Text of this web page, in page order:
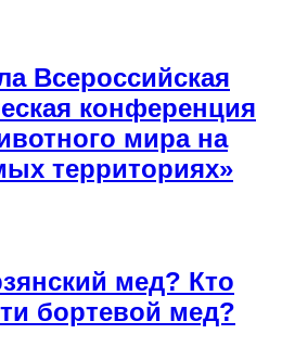
Всероссийская
конференция
мира на
территориях»
мед? Кто
бортевой мед?